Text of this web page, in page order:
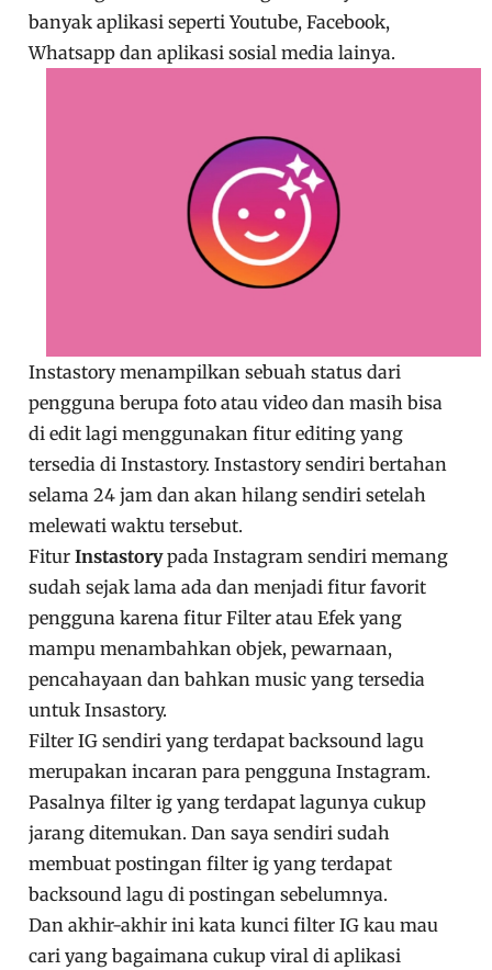
banyak aplikasi seperti Youtube, Facebook,
Whatsapp dan aplikasi sosial media lainya.
Instastory menampilkan sebuah status dari
pengguna berupa foto atau video dan masih bisa
di edit lagi menggunakan fitur editing yang
tersedia di Instastory. Instastory sendiri bertahan
selama 24 jam dan akan hilang sendiri setelah
melewati waktu tersebut.
FiturInstastorypada Instagram sendiri memang
sudah sejak lama ada dan menjadi fitur favorit
pengguna karena fitur Filter atau Efek yang
mampu menambahkan objek, pewarnaan,
pencahayaan dan bahkan music yang tersedia
untuk Insastory.
Filter IG sendiri yang terdapat backsound lagu
merupakan incaran para pengguna Instagram.
Pasalnya filter ig yang terdapat lagunya cukup
jarang ditemukan. Dan saya sendiri sudah
membuat postingan filter ig yang terdapat
backsound lagu di postingan sebelumnya.
Dan akhir-akhir ini kata kunci filter IG kau mau
cari yang bagaimana cukup viral di aplikasi